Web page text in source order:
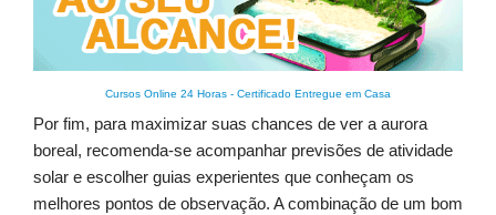
Cursos Online 24 Horas - Certificado Entregue em Casa
Por fim, para maximizar suas chances de ver a aurora
boreal, recomenda-se acompanhar previsões de atividade
solar e escolher guias experientes que conheçam os
melhores pontos de observação. A combinação de um bom